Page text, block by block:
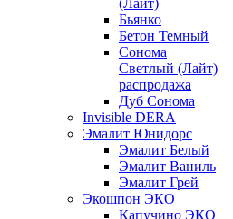
(Лайт)
Бьянко
Бетон Темный
Сонома
Светлый (Лайт)
распродажа
Дуб Сонома
Invisible DERA
Эмалит Юнидорс
Эмалит Белый
Эмалит Ваниль
Эмалит Грей
Экошпон ЭКО
Капучино ЭКО